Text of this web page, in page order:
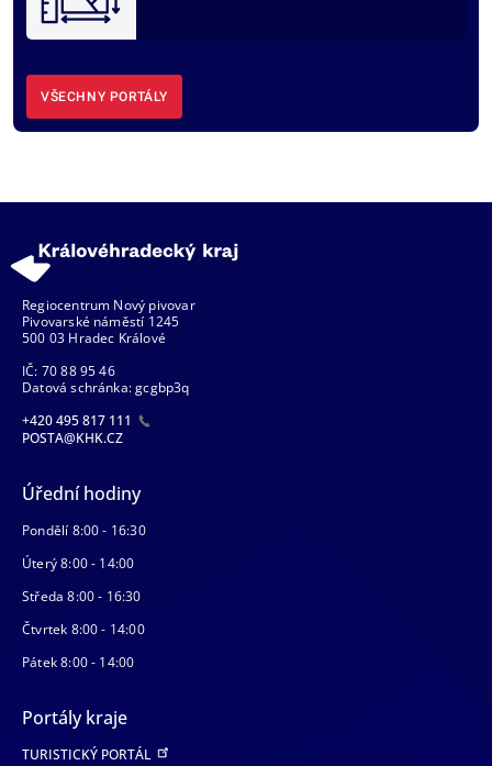
VŠECHNY PORTÁLY
Regiocentrum Nový pivovar
Pivovarské náměstí 1245
500 03 Hradec Králové
IČ: 70 88 95 46
Datová schránka: gcgbp3q
+420 495 817 111
POSTA@KHK.CZ
Úřední hodiny
Pondělí 8:00 - 16:30
Úterý 8:00 - 14:00
Středa 8:00 - 16:30
Čtvrtek 8:00 - 14:00
Pátek 8:00 - 14:00
Portály kraje
TURISTICKÝ PORTÁL